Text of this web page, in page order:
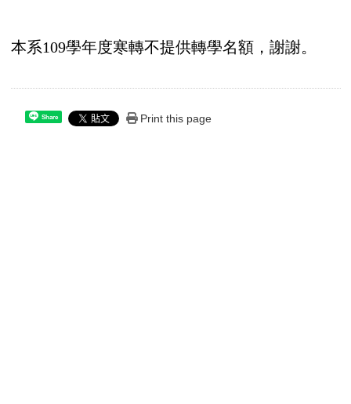
本系109學年度寒轉不提供轉學名額，謝謝。
Share Print this page